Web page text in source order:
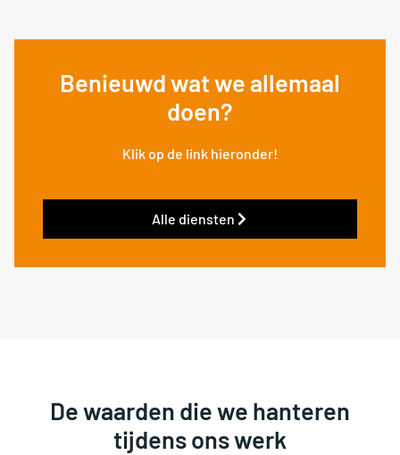
Benieuwd wat we allemaal
doen?
Klik op de link hieronder!
Alle diensten
De waarden die we hanteren
tijdens ons werk